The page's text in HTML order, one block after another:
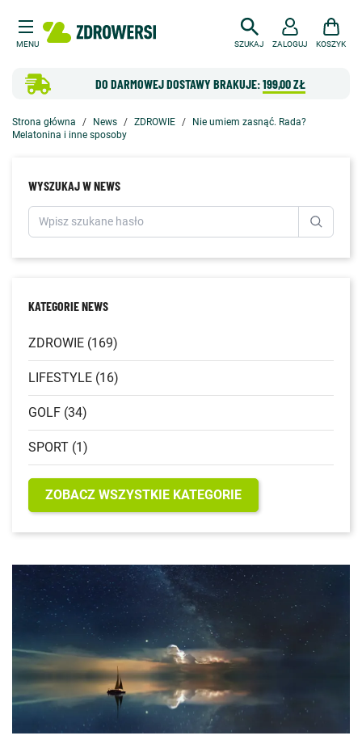
MENU SZUKAJ
DO DARMOWEJ DOSTAWY BRAKUJE:199,00 ZŁ
ZALOGUJ KOSZYK
Strona główna News ZDROWIE
Nie umiem zasnąć. Rada?
Melatonina i inne sposoby
WYSZUKAJ W NEWS
KATEGORIE NEWS
ZDROWIE (169)
LIFESTYLE (16)
GOLF (34)
SPORT (1)
ZOBACZ WSZYSTKIE KATEGORIE